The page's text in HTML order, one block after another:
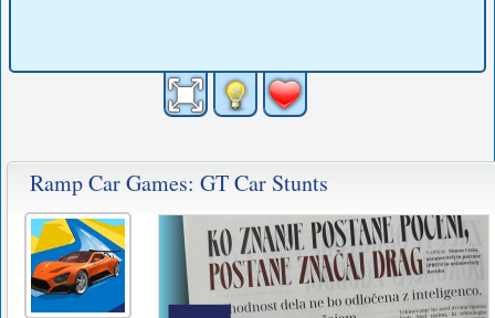
Ramp Car Games: GT Car Stunts